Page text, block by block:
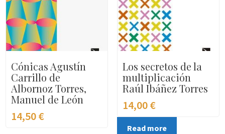
Cónicas Agustín
Carrillo de
Albornoz Torres,
Manuel de León
14,50€
Los secretos de la
multiplicación
Raúl Ibáñez Torres
14,00€
Read more